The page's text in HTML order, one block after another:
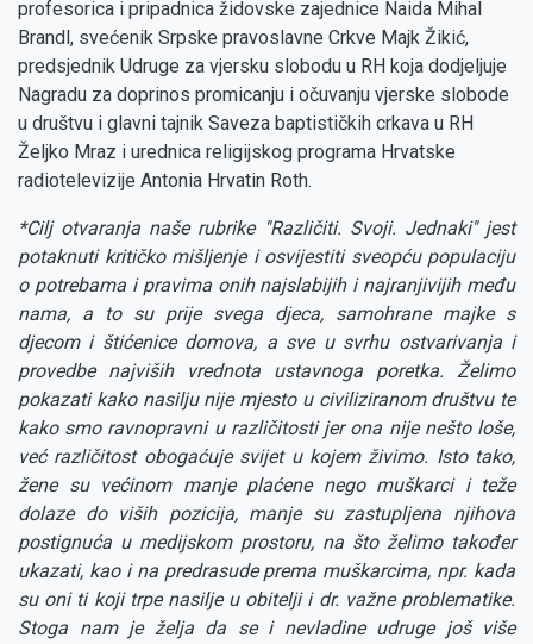
profesorica i pripadnica židovske zajednice Naida Mihal
Brandl, svećenik Srpske pravoslavne Crkve Majk Žikić,
predsjednik Udruge za vjersku slobodu u RH koja dodjeljuje
Nagradu za doprinos promicanju i očuvanju vjerske slobode
u društvu i glavni tajnik Saveza baptističkih crkava u RH
Željko Mraz i urednica religijskog programa Hrvatske
radiotelevizije Antonia Hrvatin Roth.
*Cilj otvaranja naše rubrike ''Različiti. Svoji. Jednaki'' jest
potaknuti kritičko mišljenje i osvijestiti sveopću populaciju
o potrebama i pravima onih najslabijih i najranjivijih među
nama, a to su prije svega djeca, samohrane majke s
djecom i štićenice domova, a sve u svrhu ostvarivanja i
provedbe najviših vrednota ustavnoga poretka. Želimo
pokazati kako nasilju nije mjesto u civiliziranom društvu te
kako smo ravnopravni u različitosti jer ona nije nešto loše,
već različitost obogaćuje svijet u kojem živimo. Isto tako,
žene su većinom manje plaćene nego muškarci i teže
dolaze do viših pozicija, manje su zastupljena njihova
postignuća u medijskom prostoru, na što želimo također
ukazati, kao i na predrasude prema muškarcima, npr. kada
su oni ti koji trpe nasilje u obitelji i dr. važne problematike.
Stoga nam je želja da se i nevladine udruge još više